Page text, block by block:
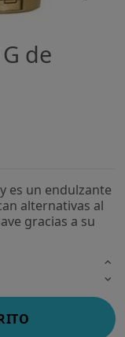
de
es un endulzante
alternativas al
gracias a su